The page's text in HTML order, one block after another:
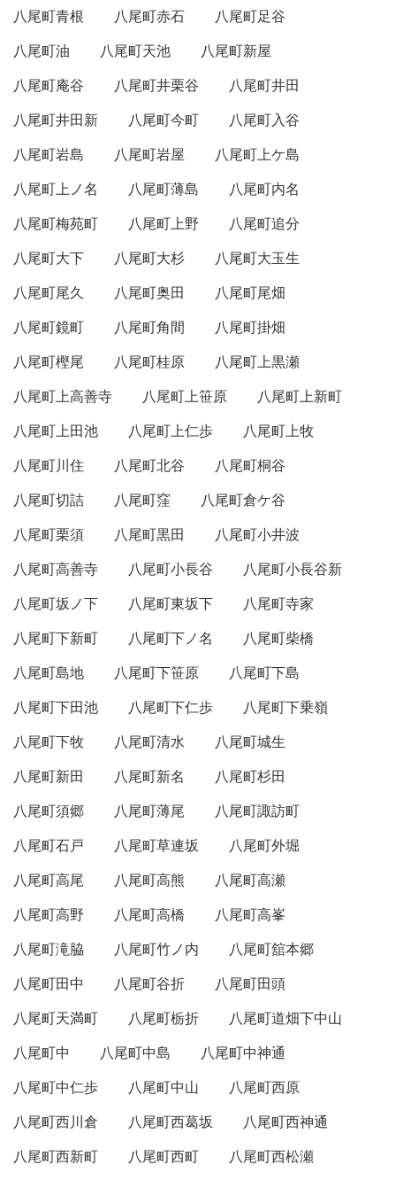
八尾町青根 八尾町赤石
八尾町足谷
八尾町油
八尾町天池
八尾町新屋
八尾町庵谷
八尾町井栗谷
八尾町井田
八尾町井田新
八尾町今町
八尾町入谷
八尾町岩島
八尾町岩屋
八尾町上ケ島
八尾町上ノ名
八尾町薄島
八尾町内名
八尾町梅苑町
八尾町上野
八尾町追分
八尾町大下
八尾町大杉
八尾町大玉生
八尾町尾久
八尾町奥田
八尾町尾畑
八尾町鏡町
八尾町角間
八尾町掛畑
八尾町樫尾
八尾町桂原
八尾町上黒瀬
八尾町上高善寺
八尾町上笹原
八尾町上新町
八尾町上田池
八尾町上仁歩
八尾町上牧
八尾町川住
八尾町北谷
八尾町桐谷
八尾町切詰
八尾町窪
八尾町倉ケ谷
八尾町栗須
八尾町黒田
八尾町小井波
八尾町高善寺
八尾町小長谷
八尾町小長谷新
八尾町坂ノ下
八尾町東坂下
八尾町寺家
八尾町下新町
八尾町下ノ名
八尾町柴橋
八尾町島地
八尾町下笹原
八尾町下島
八尾町下田池
八尾町下仁歩
八尾町下乗嶺
八尾町下牧
八尾町清水
八尾町城生
八尾町新田
八尾町新名
八尾町杉田
八尾町須郷
八尾町薄尾
八尾町諏訪町
八尾町石戸
八尾町草連坂
八尾町外堀
八尾町高尾
八尾町高熊
八尾町高瀬
八尾町高野
八尾町高橋
八尾町高峯
八尾町滝脇
八尾町竹ノ内
八尾町舘本郷
八尾町田中
八尾町谷折
八尾町田頭
八尾町天満町
八尾町栃折
八尾町道畑下中山
八尾町中
八尾町中島
八尾町中神通
八尾町中仁歩
八尾町中山
八尾町西原
八尾町西川倉
八尾町西葛坂
八尾町西神通
八尾町西新町
八尾町西町
八尾町西松瀬